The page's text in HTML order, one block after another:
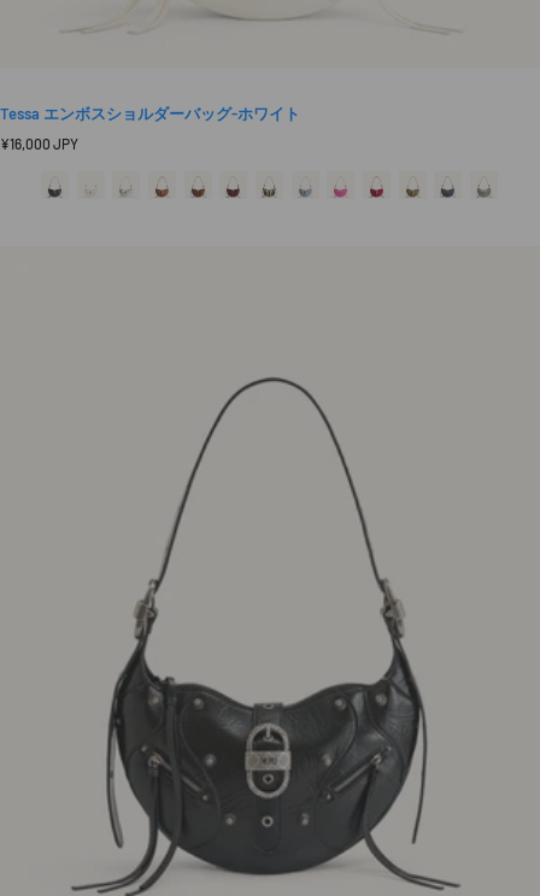
Tessa エンボスショルダーバッグ-ホワイト
¥16,000 JPY